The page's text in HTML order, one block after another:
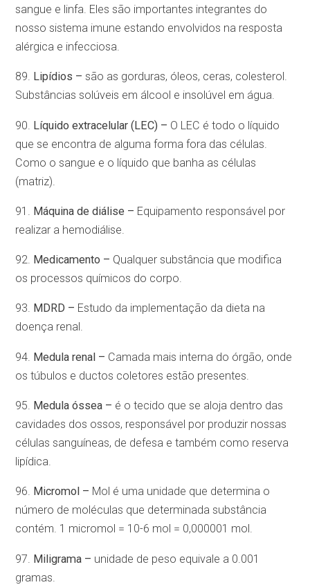
sangue e linfa. Eles são importantes integrantes do
nosso sistema imune estando envolvidos na resposta
alérgica e infecciosa.
89. Lipídios – são as gorduras, óleos, ceras, colesterol.
Substâncias solúveis em álcool e insolúvel em água.
90. Líquido extracelular (LEC) – O LEC é todo o líquido
que se encontra de alguma forma fora das células.
Como o sangue e o líquido que banha as células
(matriz).
91. Máquina de diálise – Equipamento responsável por
realizar a hemodiálise.
92. Medicamento – Qualquer substância que modifica
os processos químicos do corpo.
93. MDRD – Estudo da implementação da dieta na
doença renal.
94. Medula renal – Camada mais interna do órgão, onde
os túbulos e ductos coletores estão presentes.
95. Medula óssea – é o tecido que se aloja dentro das
cavidades dos ossos, responsável por produzir nossas
células sanguíneas, de defesa e também como reserva
lipídica.
96. Micromol – Mol é uma unidade que determina o
número de moléculas que determinada substância
contém. 1 micromol = 10-6 mol = 0,000001 mol.
97. Miligrama – unidade de peso equivale a 0.001
gramas.